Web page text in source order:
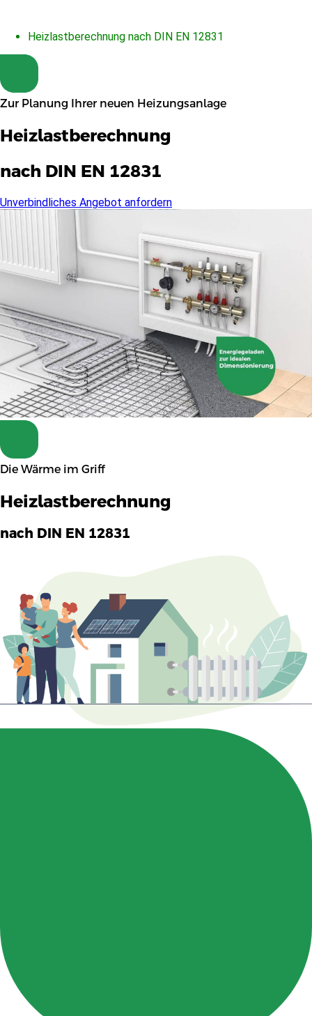
Heizlastberechnung nach DIN EN 12831
Zur Planung Ihrer neuen Heizungsanlage
Heizlastberechnung
nach DIN EN 12831
Unverbindliches Angebot anfordern
Die Wärme im Griff
Heizlastberechnung
nach DIN EN 12831